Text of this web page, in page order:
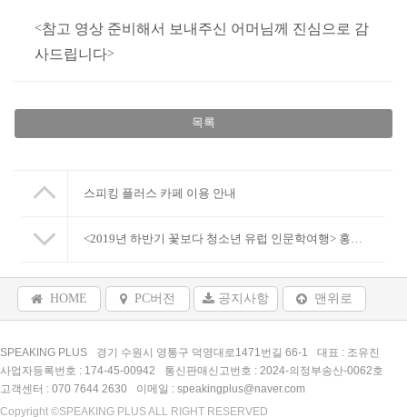
<참고 영상 준비해서 보내주신 어머님께 진심으로 감
사드립니다>
목록
스피킹 플러스 카페 이용 안내
HOME PC버전 공지사항 맨위로
SPEAKING PLUS 경기 수원시 영통구 덕영대로1471번길 66-1
대표 : 조유진
사업자등록번호 : 174-45-00942
통신판매신고번호 : 2024-의정부송산-0062호
고객센터 : 070 7644 2630
이메일 : speakingplus@naver.com
Copyright ©SPEAKING PLUS ALL RIGHT RESERVED